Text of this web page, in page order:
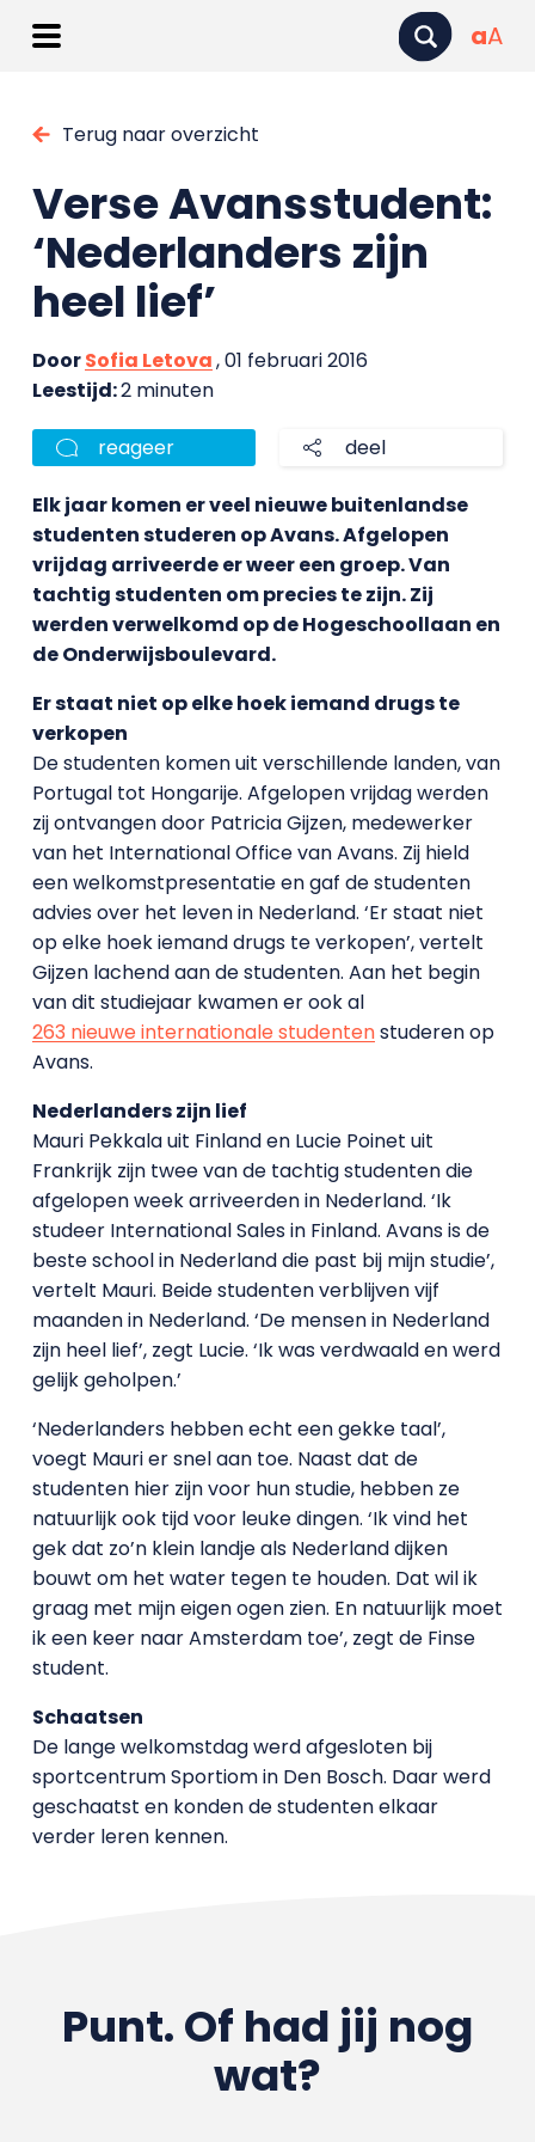
aA
Terug naar overzicht
Verse Avansstudent:
‘Nederlanders zijn
heel lief’
DoorSofia Letova, 01 februari 2016
Leestijd:2 minuten
reageer deel
Elk jaar komen er veel nieuwe buitenlandse
studenten studeren op Avans. Afgelopen
vrijdag arriveerde er weer een groep. Van
tachtig studenten om precies te zijn. Zij
werden verwelkomd op de Hogeschoollaan en
de Onderwijsboulevard.
Er staat niet op elke hoek iemand drugs te
verkopen
De studenten komen uit verschillende landen, van
Portugal tot Hongarije. Afgelopen vrijdag werden
zij ontvangen door Patricia Gijzen, medewerker
van het International Office van Avans. Zij hield
een welkomstpresentatie en gaf de studenten
advies over het leven in Nederland. ‘Er staat niet
op elke hoek iemand drugs te verkopen’, vertelt
Gijzen lachend aan de studenten. Aan het begin
van dit studiejaar kwamen er ook al
263 nieuwe internationale studentenstuderen op
Avans.
Nederlanders zijn lief
Mauri Pekkala uit Finland en Lucie Poinet uit
Frankrijk zijn twee van de tachtig studenten die
afgelopen week arriveerden in Nederland. ‘Ik
studeer International Sales in Finland. Avans is de
beste school in Nederland die past bij mijn studie’,
vertelt Mauri. Beide studenten verblijven vijf
maanden in Nederland. ‘De mensen in Nederland
zijn heel lief’, zegt Lucie. ‘Ik was verdwaald en werd
gelijk geholpen.’
‘Nederlanders hebben echt een gekke taal’,
voegt Mauri er snel aan toe. Naast dat de
studenten hier zijn voor hun studie, hebben ze
natuurlijk ook tijd voor leuke dingen. ‘Ik vind het
gek dat zo’n klein landje als Nederland dijken
bouwt om het water tegen te houden. Dat wil ik
graag met mijn eigen ogen zien. En natuurlijk moet
ik een keer naar Amsterdam toe’, zegt de Finse
student.
Schaatsen
De lange welkomstdag werd afgesloten bij
sportcentrum Sportiom in Den Bosch. Daar werd
geschaatst en konden de studenten elkaar
verder leren kennen.
Punt. Of had jij nog
wat?